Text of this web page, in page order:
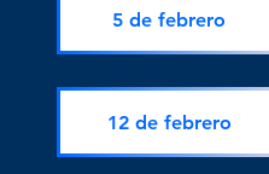
5 de febrero
12 de febrero